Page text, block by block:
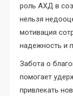
роль АХД в
нельзя
мотивация
надежность и
Забота о
помогает
привлекать